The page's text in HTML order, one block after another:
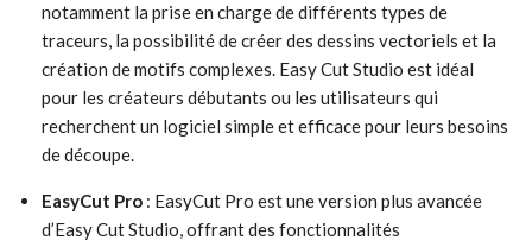
notamment la prise en charge de différents types de
traceurs, la possibilité de créer des dessins vectoriels et la
création de motifs complexes. Easy Cut Studio est idéal
pour les créateurs débutants ou les utilisateurs qui
recherchent un logiciel simple et efficace pour leurs besoins
de découpe.
EasyCut Pro : EasyCut Pro est une version plus avancée
d’Easy Cut Studio, offrant des fonctionnalités